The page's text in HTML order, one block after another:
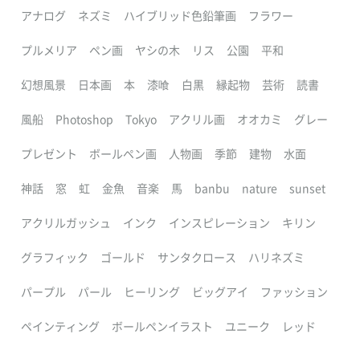
アナログ ネズミ ハイブリッド色鉛筆画 フラワー
プルメリア ペン画 ヤシの木 リス 公園 平和
幻想風景 日本画 本 漆喰 白黒 縁起物 芸術 読書
風船 Photoshop Tokyo アクリル画 オオカミ グレー
プレゼント ボールペン画 人物画 季節 建物 水面
神話 窓 虹 金魚 音楽 馬 banbu nature sunset
アクリルガッシュ インク インスピレーション キリン
グラフィック ゴールド サンタクロース ハリネズミ
パープル パール ヒーリング ビッグアイ ファッション
ペインティング ボールペンイラスト ユニーク レッド